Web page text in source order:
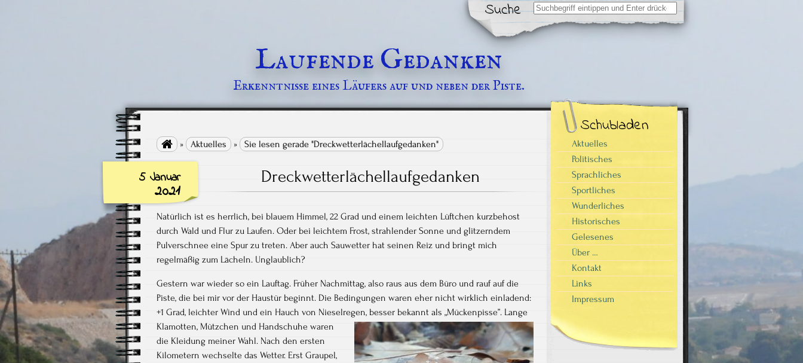
Suche
Suchergebnisse
für:
Laufende Gedanken
Erkenntnisse eines Läufers auf und neben der Piste.
 » Aktuelles » Sie lesen gerade "Dreckwetterlächellaufgedanken"
5 Januar
2021
Dreckwetterlächellaufgedanken
Natürlich ist es herrlich, bei blauem Himmel, 22 Grad und einem leichten Lüftchen kurzbehost
durch Wald und Flur zu Laufen. Oder bei leichtem Frost, strahlender Sonne und glitzerndem
Pulverschnee eine Spur zu treten. Aber auch Sauwetter hat seinen Reiz und bringt mich
regelmäßig zum Lächeln. Unglaublich?
Gestern war wieder so ein Lauftag. Früher Nachmittag, also raus aus dem Büro und rauf auf die
Piste, die bei mir vor der Haustür beginnt. Die Bedingungen waren eher nicht wirklich einladend:
+1 Grad, leichter Wind und ein Hauch von Nieselregen, besser bekannt als „Mückenpisse”. Lange
Klamotten, Mützchen und Handschuhe waren
die Kleidung meiner Wahl. Nach den ersten
Kilometern wechselte das Wetter. Erst Graupel,
Schubladen
Aktuelles
Politisches
Sprachliches
Sportliches
Wunderliches
Historisches
Gelesenes
Über …
Kontakt
Links
Impressum